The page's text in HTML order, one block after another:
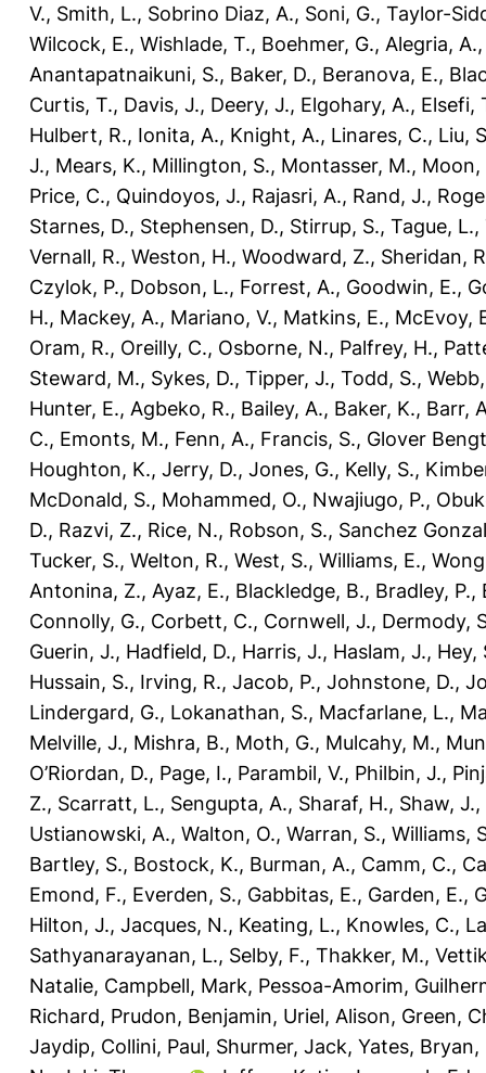
V., Smith, L., Sobrino Diaz, A., Soni, G., Taylor-
Wilcock, E., Wishlade, T., Boehmer, G., Alegria, A.
Anantapatnaikuni, S., Baker, D., Beranova, E.,
Curtis, T., Davis, J., Deery, J., Elgohary, A., Elsefi,
Hulbert, R., Ionita, A., Knight, A., Linares, C., Liu,
J., Mears, K., Millington, S., Montasser, M., Moon,
Price, C., Quindoyos, J., Rajasri, A., Rand, J.,
Starnes, D., Stephensen, D., Stirrup, S., Tague, L.,
Vernall, R., Weston, H., Woodward, Z., Sheridan,
Czylok, P., Dobson, L., Forrest, A., Goodwin, E.,
H., Mackey, A., Mariano, V., Matkins, E., McEvoy,
Oram, R., Oreilly, C., Osborne, N., Palfrey, H.,
Steward, M., Sykes, D., Tipper, J., Todd, S.,
Hunter, E., Agbeko, R., Bailey, A., Baker, K., Barr,
C., Emonts, M., Fenn, A., Francis, S., Glover
Houghton, K., Jerry, D., Jones, G., Kelly, S.,
McDonald, S., Mohammed, O., Nwajiugo, P.,
D., Razvi, Z., Rice, N., Robson, S., Sanchez
Tucker, S., Welton, R., West, S., Williams, E.,
Antonina, Z., Ayaz, E., Blackledge, B., Bradley, P.,
Connolly, G., Corbett, C., Cornwell, J., Dermody,
Guerin, J., Hadfield, D., Harris, J., Haslam, J., Hey,
Hussain, S., Irving, R., Jacob, P., Johnstone, D.,
Lindergard, G., Lokanathan, S., Macfarlane, L.,
Melville, J., Mishra, B., Moth, G., Mulcahy, M.,
O’Riordan, D., Page, I., Parambil, V., Philbin, J.,
Z., Scarratt, L., Sengupta, A., Sharaf, H., Shaw, J.,
Ustianowski, A., Walton, O., Warran, S., Williams,
Bartley, S., Bostock, K., Burman, A., Camm, C.,
Emond, F., Everden, S., Gabbitas, E., Garden, E.,
Hilton, J., Jacques, N., Keating, L., Knowles, C.,
Sathyanarayanan, L., Selby, F., Thakker, M.,
Natalie, Campbell, Mark, Pessoa-Amorim,
Richard, Prudon, Benjamin, Uriel, Alison, Green,
Jaydip, Collini, Paul, Shurmer, Jack, Yates, Bryan,